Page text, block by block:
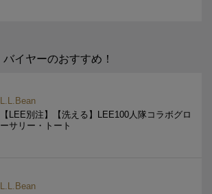
バイヤーのおすすめ！
L.L.Bean
【LEE別注】【洗える】LEE100人隊コラボグロ
ーサリー・トート
L.L.Bean